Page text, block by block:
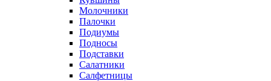
Молочники
Палочки
Подиумы
Подносы
Подставки
Салатники
Салфетницы